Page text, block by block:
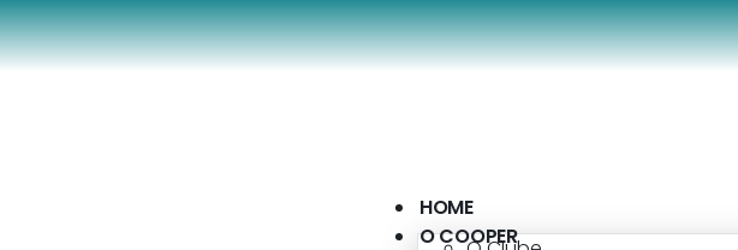
HOME
O COOPER